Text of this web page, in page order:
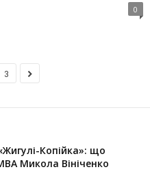
0
3
Копійка»: що
Микола Вініченко